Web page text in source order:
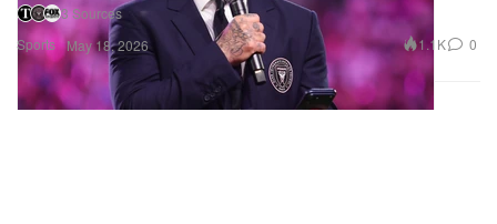
Sports
3 Sources
May 18, 2026
1.1K 0